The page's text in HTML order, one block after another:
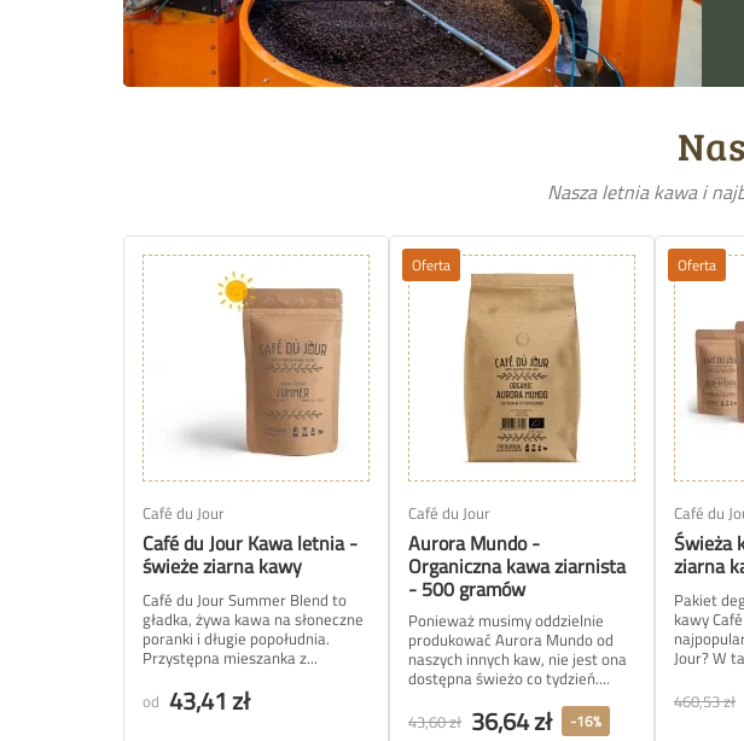
Nasza letnia kawa i
Café du Jour
Café du Jour Kawa letnia -
świeże ziarna kawy
Café du Jour Summer Blend to
gładka, żywa kawa na słoneczne
poranki i długie popołudnia.
Przystępna mieszanka z...
od 43,41 zł
Oferta
Café du Jour
Aurora Mundo -
Organiczna kawa ziarnista
- 500 gramów
Ponieważ musimy oddzielnie
produkować Aurora Mundo od
naszych innych kaw, nie jest ona
dostępna świeżo co tydzień....
43,60 zł 36,64 zł -16%
Oferta
Café du
Świeża
ziarna
Pakiet
kawy
Jour? W
460,53 zł